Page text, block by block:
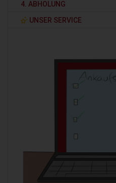
4. ABHOLUNG
UNSER SERVICE